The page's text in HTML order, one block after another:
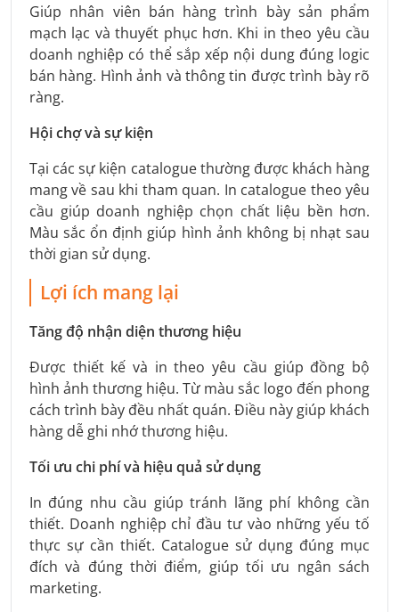
Giúp nhân viên bán hàng trình bày sản phẩm
mạch lạc và thuyết phục hơn. Khi in theo yêu cầu
doanh nghiệp có thể sắp xếp nội dung đúng logic
bán hàng. Hình ảnh và thông tin được trình bày rõ
ràng.
Hội chợ và sự kiện
Tại các sự kiện catalogue thường được khách hàng
mang về sau khi tham quan. In catalogue theo yêu
cầu giúp doanh nghiệp chọn chất liệu bền hơn.
Màu sắc ổn định giúp hình ảnh không bị nhạt sau
thời gian sử dụng.
Lợi ích mang lại
Tăng độ nhận diện thương hiệu
Được thiết kế và in theo yêu cầu giúp đồng bộ
hình ảnh thương hiệu. Từ màu sắc logo đến phong
cách trình bày đều nhất quán. Điều này giúp khách
hàng dễ ghi nhớ thương hiệu.
Tối ưu chi phí và hiệu quả sử dụng
In đúng nhu cầu giúp tránh lãng phí không cần
thiết. Doanh nghiệp chỉ đầu tư vào những yếu tố
thực sự cần thiết. Catalogue sử dụng đúng mục
đích và đúng thời điểm, giúp tối ưu ngân sách
marketing.